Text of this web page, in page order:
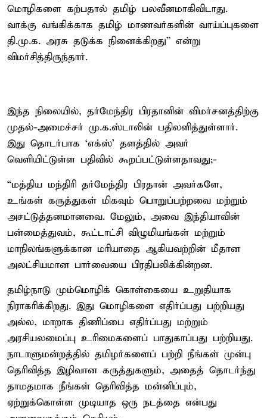
மொழிகளை கற்பதால் தமிழ் பலவீனமாகிவிடாது.
வாக்கு வங்கிக்காக தமிழ் மாணவர்களின் வாய்ப்புகளை
தி.மு.க. அரசு தடுக்க நினைக்கிறது” என்று
விமர்சித்திருந்தார்.
இந்த நிலையில், தர்மேந்திர பிரதானின் விமர்சனத்திற்கு
முதல்-அமைச்சர் மு.க.ஸ்டாலின் பதிலளித்துள்ளார்.
இது தொடர்பாக ‘எக்ஸ்’ தளத்தில் அவர்
வெளியிட்டுள்ள பதிவில் கூறப்பட்டுள்ளதாவது;-
“மத்திய மந்திரி தர்மேந்திர பிரதான் அவர்களே,
உங்கள் கருத்துகள் மிகவும் பொறுப்பற்றவை மற்றும்
அசட்டுத்தனமானவை. மேலும், அவை இந்தியாவின்
பன்மைத்துவம், கூட்டாட்சி விழுமியங்கள் மற்றும்
மாநிலங்களுக்கான மரியாதை ஆகியவற்றின் மீதான
அலட்சியமான பார்வையை பிரதிபலிக்கின்றன.
தமிழ்நாடு மும்மொழிக் கொள்கையை உறுதியாக
நிராகரிக்கிறது. இது மொழிகளை எதிர்ப்பது பற்றியது
அல்ல, மாறாக திணிப்பை எதிர்ப்பது மற்றும்
அரசியலமைப்பு உரிமைகளைப் பாதுகாப்பது பற்றியது.
நாடாளுமன்றத்தில் தமிழர்களைப் பற்றி நீங்கள் முன்பு
தெரிவித்த இழிவான கருத்துகளும், அதைத் தொடர்ந்து
தாமதமாக நீங்கள் தெரிவித்த மன்னிப்பும்,
ஏற்றுக்கொள்ள முடியாத ஒரு நடத்தை என்பது